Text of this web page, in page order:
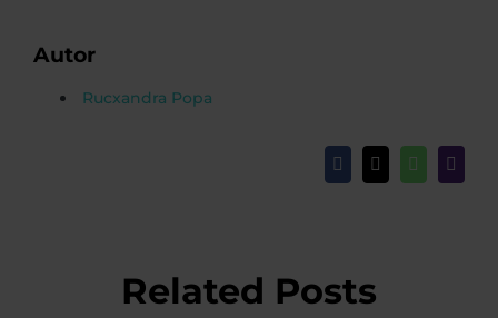
Autor
Rucxandra Popa
Facebook
X WhatsApp
Email
Related Posts